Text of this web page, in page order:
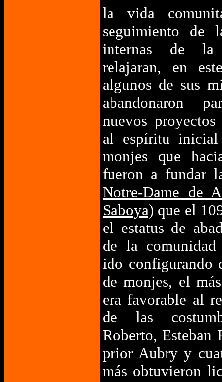
la vida
seguimiento de
internas de
relajaran, en
algunos de sus
abandonaron
nuevos
al espíritu
monjes que
fueron a fundar
Notre-Dame de
Saboya) que el
el estatus de
de la comunidad
ido configurando
de monjes, el
era favorable al
de las
Roberto, Esteban
prior Aubry y
más obtuvieron